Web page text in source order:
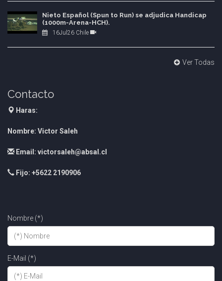
Nieto Español (Spun to Run) se adjudica Handicap
(1000m-Arena-HCH).
16Jul26 Chile
Ver Todas
Contacto
Haras:
Nombre: Victor Saleh
Email: victorsaleh@absal.cl
Fijo: +5622 2190906
Nombre (*)
E-Mail (*)